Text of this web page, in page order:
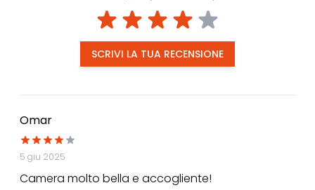
SCRIVI LA TUA RECENSIONE
Omar
5 giu 2025
Camera molto bella e accogliente!